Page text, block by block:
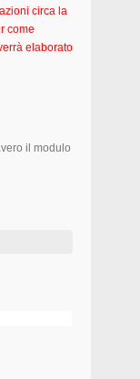
circa la
come
elaborato
il modulo